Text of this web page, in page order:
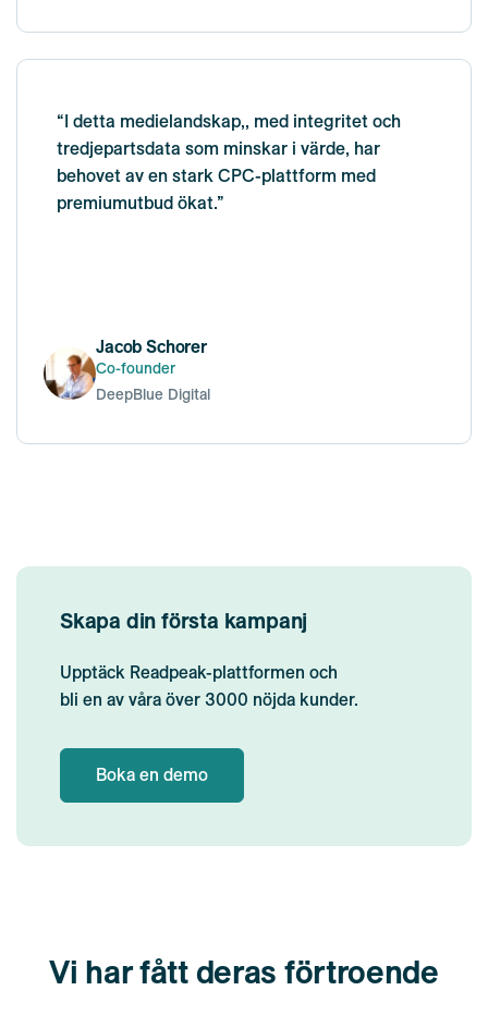
“I detta medielandskap,, med integritet och
tredjepartsdata som minskar i värde, har
behovet av en stark CPC-plattform med
premiumutbud ökat.”
Jacob Schorer
Co-founder
DeepBlue Digital
Skapa din första kampanj
Upptäck Readpeak-plattformen och
bli en av våra över 3000 nöjda kunder.
Boka en demo
Vi har fått deras förtroende